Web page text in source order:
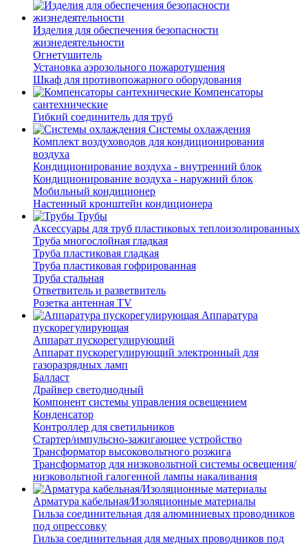
Изделия для обеспечения безопасности
жизнедеятельности
Огнетушитель
Установка аэрозольного пожаротушения
Шкаф для противопожарного оборудования
Компенсаторы
сантехнические
Гибкий соединитель для труб
Системы охлаждения
Комплект воздуховодов для кондиционирования
воздуха
Кондиционирование воздуха - внутренний блок
Кондиционирование воздуха - наружний блок
Мобильный кондиционер
Настенный кронштейн кондиционера
Трубы
Аксессуары для труб пластиковых теплоизолированных
Труба многослойная гладкая
Труба пластиковая гладкая
Труба пластиковая гофрированная
Труба стальная
Ответвитель и разветвитель
Розетка антенная TV
Аппаратура
пускорегулирующая
Аппарат пускорегулирующий
Аппарат пускорегулирующий электронный для
газоразрядных ламп
Балласт
Драйвер светодиодный
Компонент системы управления освещением
Конденсатор
Контроллер для светильников
Стартер/импульсно-зажигающее устройство
Трансформатор высоковольтного розжига
Трансформатор для низковольтной системы освещения/
низковольтной галогенной лампы накаливания
Арматура кабельная/Изоляционные материалы
Гильза соединительная для алюминиевых проводников
под опрессовку
Гильза соединительная для медных проводников под